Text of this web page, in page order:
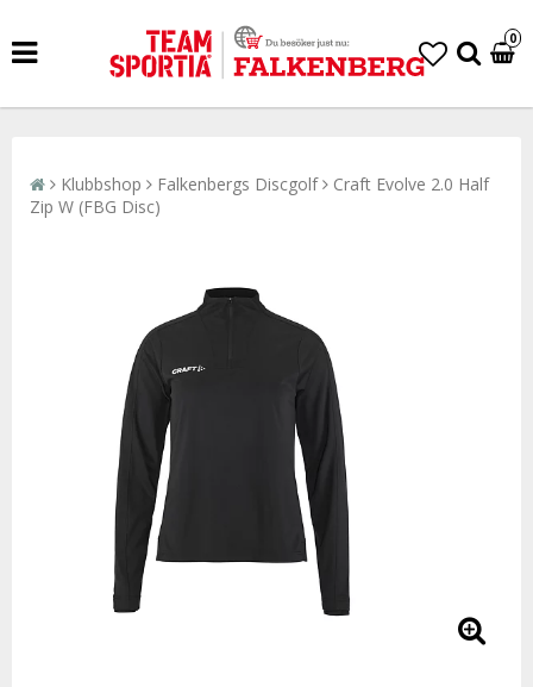
0
Klubbshop Falkenbergs Discgolf
Craft Evolve 2.0 Half
Zip W (FBG Disc)